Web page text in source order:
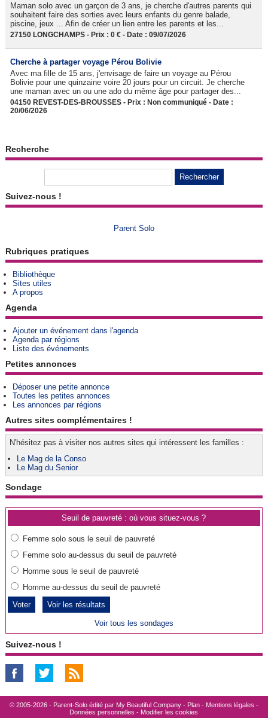
Maman solo avec un garçon de 3 ans, je cherche d'autres parents qui
souhaitent faire des sorties avec leurs enfants du genre balade,
piscine, jeux ... Afin de créer un lien entre les parents et les...
27150 LONGCHAMPS - Prix : 0 € - Date : 09/07/2026
Cherche à partager voyage Pérou Bolivie
Avec ma fille de 15 ans, j'envisage de faire un voyage au Pérou
Bolivie pour une quinzaine voire 20 jours pour un circuit. Je cherche
une maman avec un ou une ado du même âge pour partager des...
04150 REVEST-DES-BROUSSES - Prix : Non communiqué - Date :
20/06/2026
Recherche
Suivez-nous !
Parent Solo
Rubriques pratiques
Bibliothèque
Sites utiles
A propos
Agenda
Ajouter un événement dans l'agenda
Agenda par régions
Liste des événements
Petites annonces
Déposer une petite annonce
Toutes les petites annonces
Les annonces par régions
Autres sites complémentaires !
N'hésitez pas à visiter nos autres sites qui intéressent les familles :
Le Mag de la Conso
Le Mag du Senior
Sondage
Seuil de pauvreté : où vous situez-vous ?
Femme solo sous le seuil de pauvreté
Femme solo au-dessus du seuil de pauvreté
Homme sous le seuil de pauvreté
Homme au-dessus du seuil de pauvreté
Voir les résultats
Voir tous les sondages
Suivez-nous !
© 2005-2026 - Parent-Solo édité par My Beautiful Company- Plan- Mentions légales -
Données personnelles - Modifier les cookies